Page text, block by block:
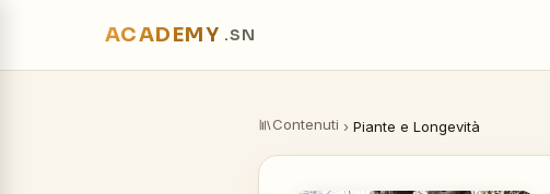
ACADEMY .SN
Contenuti › Piante e Longevità